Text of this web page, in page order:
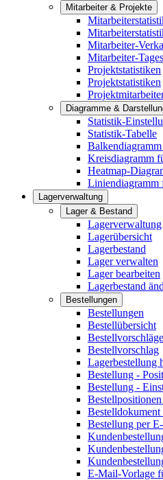
Mitarbeiter & Projekte
Mitarbeiter-
Mitarbeiter-
Projektstatistiken
Projektstatistiken
Diagramme &
Statistik-
Statistik-Tabelle
Kreisdiagramm
Heatmap-
Liniendiagramm
Lagerverwaltung
Lager & Bestand
Lagerverwaltung
Lagerübersicht
Lagerbestand
Lager verwalten
Lager bearbeiten
Lagerbestand
Bestellungen
Bestellungen
Bestellübersicht
Bestellvorschläge
Bestellvorschlag
Lagerbestellung
Bestellung -
Bestellung -
Bestelldokument
Bestellung per
E-Mail-Vorlage